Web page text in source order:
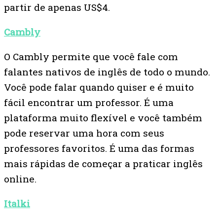
partir de apenas US$4.
Cambly
O Cambly permite que você fale com
falantes nativos de inglês de todo o mundo.
Você pode falar quando quiser e é muito
fácil encontrar um professor. É uma
plataforma muito flexível e você também
pode reservar uma hora com seus
professores favoritos. É uma das formas
mais rápidas de começar a praticar inglês
online.
Italki